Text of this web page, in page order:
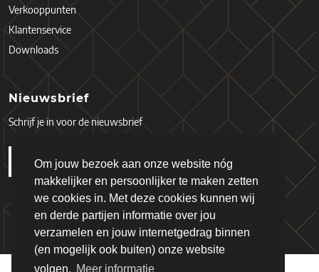
Om jouw bezoek aan onze website nóg
makkelijker en persoonlijker te maken zetten
we cookies in. Met deze cookies kunnen wij
en derde partijen informatie over jou
verzamelen en jouw internetgedrag binnen
(en mogelijk ook buiten) onze website
volgen. Meer informatie
Verkooppunten
Klantenservice
Downloads
Nieuwsbrief
Schrijf je in voor de nieuwsbrief